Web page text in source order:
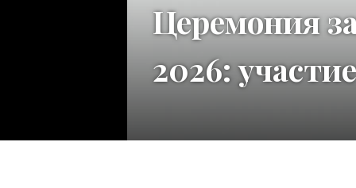
Церемония
2026: